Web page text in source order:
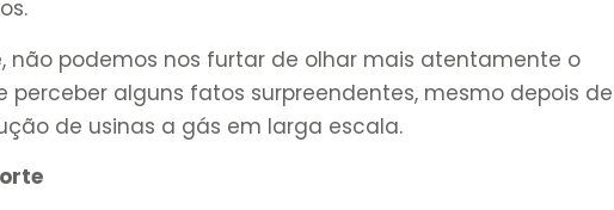
não podemos nos furtar de olhar mais atentamente o
perceber alguns fatos surpreendentes, mesmo depois de
de usinas a gás em larga escala.